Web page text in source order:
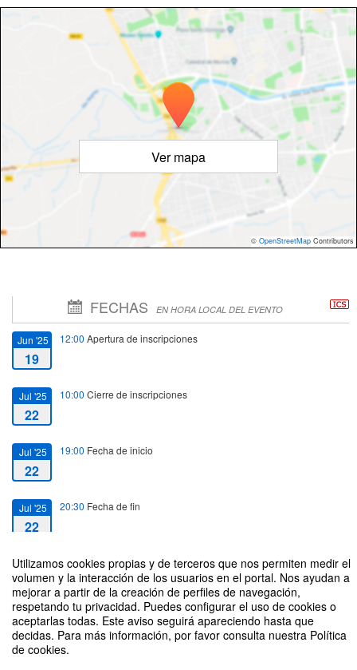
Utilizamos cookies propias y de terceros que nos permiten medir el
volumen y la interacción de los usuarios en el portal. Nos ayudan a
mejorar a partir de la creación de perfiles de navegación,
respetando tu privacidad. Puedes configurar el uso de cookies o
aceptarlas todas. Este aviso seguirá apareciendo hasta que
decidas. Para más información, por favor consulta nuestra Política
de cookies.
Ver mapa
© OpenStreetMap Contributors
FECHAS EN HORA LOCAL DEL EVENTO
Jun '25
19
12:00 Apertura de inscripciones
Jul '25
22
10:00 Cierre de inscripciones
Jul '25
22
19:00 Fecha de inicio
Jul '25
22
20:30 Fecha de fin
¡Segundo Webinar con motivo del Concurso Contar con datos 2025!
Organizado por Data Science Lab